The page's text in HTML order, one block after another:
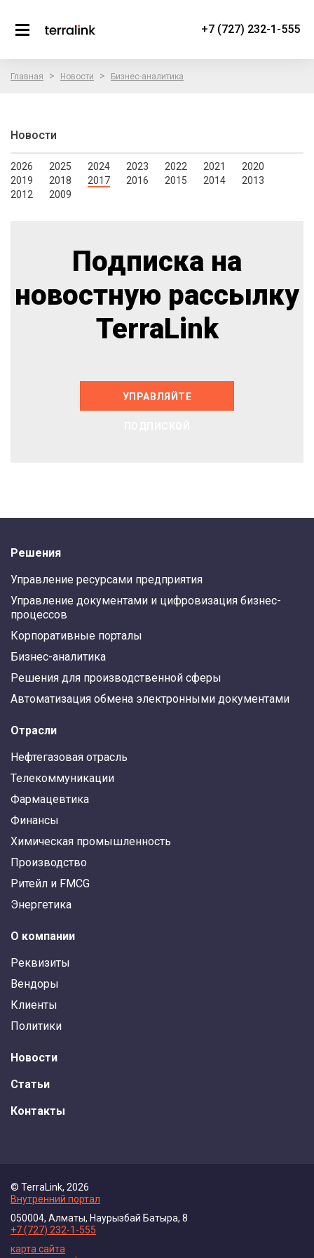
+7 (727) 232-1-555
Главная > Новости > Бизнес-аналитика
Новости
2026 2025 2024 2023 2022 2021
2020
2019
2018 2017 2016 2015 2014
2013
2012
2009
Подписка на
новостную рассылку
TerraLink
УПРАВЛЯЙТЕ
Решения
Управление ресурсами предприятия
Управление документами и цифровизация бизнес-
процессов
Корпоративные порталы
Бизнес-аналитика
Решения для производственной сферы
Автоматизация обмена электронными документами
Отрасли
Нефтегазовая отрасль
Телекоммуникации
Фармацевтика
Финансы
Химическая промышленность
Производство
Ритейл и FMCG
Энергетика
О компании
Реквизиты
Вендоры
Клиенты
Политики
Новости
Статьи
Контакты
© TerraLink, 2026
Внутренний портал
050004, Алматы, Наурызбай Батыра, 8
+7 (727) 232-1-555
карта сайта